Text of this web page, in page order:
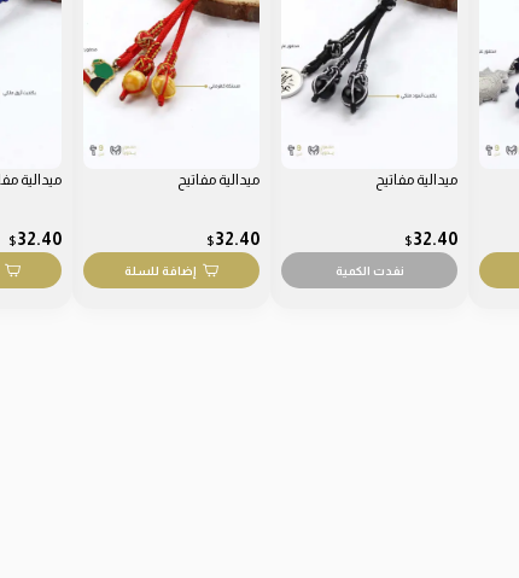
ميدالية مفاتيح
32.40
$
نفدت الكمية
ميدالية مفاتيح
32.40
$
إضافة للسلة
ميدالية
32.40
$